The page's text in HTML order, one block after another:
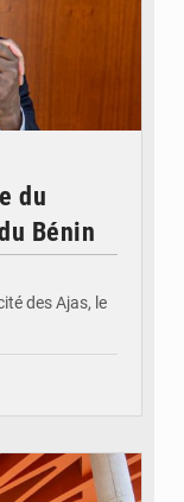
du
Bénin
des Ajas, le